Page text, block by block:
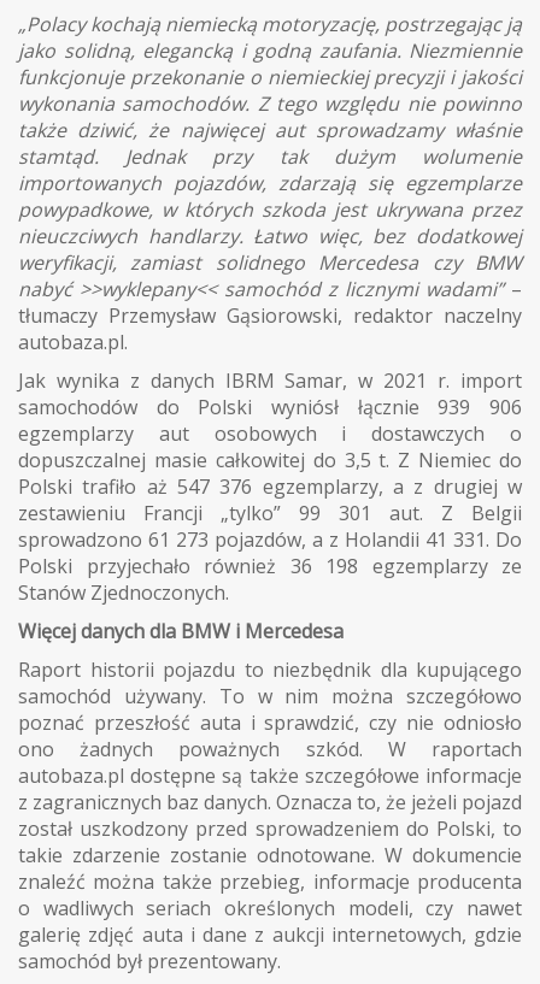
„Polacy kochają niemiecką motoryzację, postrzegając ją
jako solidną, elegancką i godną zaufania. Niezmiennie
funkcjonuje przekonanie o niemieckiej precyzji i jakości
wykonania samochodów. Z tego względu nie powinno
także dziwić, że najwięcej aut sprowadzamy właśnie
stamtąd. Jednak przy tak dużym wolumenie
importowanych pojazdów, zdarzają się egzemplarze
powypadkowe, w których szkoda jest ukrywana przez
nieuczciwych handlarzy. Łatwo więc, bez dodatkowej
weryfikacji, zamiast solidnego Mercedesa czy BMW
nabyć >>wyklepany<< samochód z licznymi wadami” –
tłumaczy Przemysław Gąsiorowski, redaktor naczelny
autobaza.pl.
Jak wynika z danych IBRM Samar, w 2021 r. import
samochodów do Polski wyniósł łącznie 939 906
egzemplarzy aut osobowych i dostawczych o
dopuszczalnej masie całkowitej do 3,5 t. Z Niemiec do
Polski trafiło aż 547 376 egzemplarzy, a z drugiej w
zestawieniu Francji „tylko” 99 301 aut. Z Belgii
sprowadzono 61 273 pojazdów, a z Holandii 41 331. Do
Polski przyjechało również 36 198 egzemplarzy ze
Stanów Zjednoczonych.
Więcej danych dla BMW i Mercedesa
Raport historii pojazdu to niezbędnik dla kupującego
samochód używany. To w nim można szczegółowo
poznać przeszłość auta i sprawdzić, czy nie odniosło
ono żadnych poważnych szkód. W raportach
autobaza.pl dostępne są także szczegółowe informacje
z zagranicznych baz danych. Oznacza to, że jeżeli pojazd
został uszkodzony przed sprowadzeniem do Polski, to
takie zdarzenie zostanie odnotowane. W dokumencie
znaleźć można także przebieg, informacje producenta
o wadliwych seriach określonych modeli, czy nawet
galerię zdjęć auta i dane z aukcji internetowych, gdzie
samochód był prezentowany.